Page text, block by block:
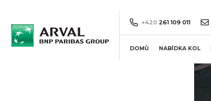
+420 261 109 011
DOMŮ NABÍDKA KOL